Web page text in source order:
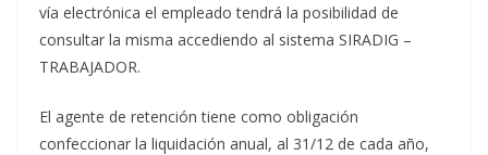
vía electrónica el empleado tendrá la posibilidad de
consultar la misma accediendo al sistema SIRADIG –
TRABAJADOR.
El agente de retención tiene como obligación
confeccionar la liquidación anual, al 31/12 de cada año,